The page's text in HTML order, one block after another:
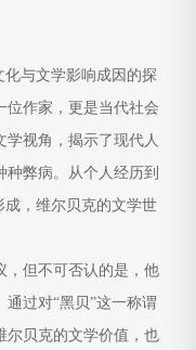
化与文学影响成因的探
位作家，更是当代社会
视角，揭示了现代人
弊病。从个人经历到
成，维尔贝克的文学世
，但不可否认的是，他
过对“黑贝”这一称谓
尔贝克的文学价值，也